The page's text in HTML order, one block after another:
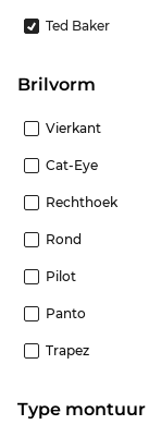
Ted Baker
Brilvorm
Vierkant
Cat-Eye
Rechthoek
Rond
Pilot
Panto
Trapez
Type montuur